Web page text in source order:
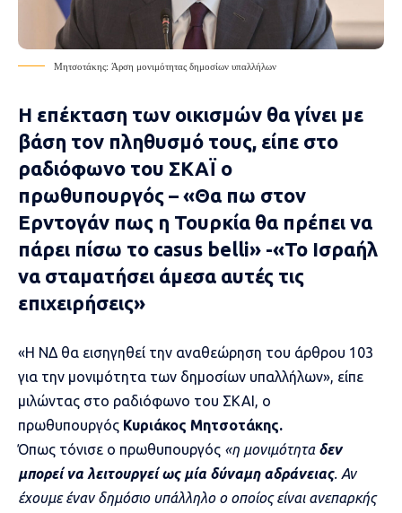
Μητσοτάκης: Άρση μονιμότητας δημοσίων υπαλλήλων
Η επέκταση των οικισμών θα γίνει με
βάση τον πληθυσμό τους, είπε στο
ραδιόφωνο του ΣΚΑΪ ο
πρωθυπουργός – «Θα πω στον
Ερντογάν πως η Τουρκία θα πρέπει να
πάρει πίσω το casus belli» -«Το Ισραήλ
να σταματήσει άμεσα αυτές τις
επιχειρήσεις»
«Η ΝΔ θα εισηγηθεί την αναθεώρηση του άρθρου 103
για την μονιμότητα των δημοσίων υπαλλήλων», είπε
μιλώντας στο ραδιόφωνο του ΣΚΑΙ, ο
πρωθυπουργός Κυριάκος Μητσοτάκης.
Όπως τόνισε ο πρωθυπουργός «η μονιμότητα δεν
μπορεί να λειτουργεί ως μία δύναμη αδράνειας. Αν
έχουμε έναν δημόσιο υπάλληλο ο οποίος είναι ανεπαρκής